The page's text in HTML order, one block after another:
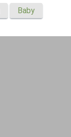
Baby